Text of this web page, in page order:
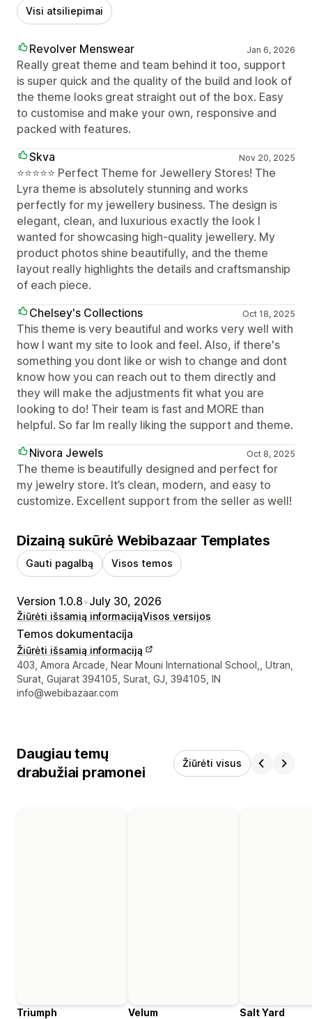
Visi atsiliepimai
Revolver Menswear Jan 6, 2026
Really great theme and team behind it too, support
is super quick and the quality of the build and look of
the theme looks great straight out of the box. Easy
to customise and make your own, responsive and
packed with features.
Skva
Nov 20, 2025
⭐️⭐️⭐️⭐️⭐️ Perfect Theme for Jewellery Stores! The
Lyra theme is absolutely stunning and works
perfectly for my jewellery business. The design is
elegant, clean, and luxurious exactly the look I
wanted for showcasing high-quality jewellery. My
product photos shine beautifully, and the theme
layout really highlights the details and craftsmanship
of each piece.
Chelsey's Collections
Oct 18, 2025
This theme is very beautiful and works very well with
how I want my site to look and feel. Also, if there's
something you dont like or wish to change and dont
know how you can reach out to them directly and
they will make the adjustments fit what you are
looking to do! Their team is fast and MORE than
helpful. So far Im really liking the support and theme.
Nivora Jewels
Oct 8, 2025
The theme is beautifully designed and perfect for
my jewelry store. It’s clean, modern, and easy to
customize. Excellent support from the seller as well!
Dizainą sukūrė Webibazaar Templates
Gauti pagalbą Visos temos
Version 1.0.8•July 30, 2026
Žiūrėti išsamią informacijąVisos versijos
Temos dokumentacija
Žiūrėti išsamią informaciją
Kūrėjo kontaktiniai duomenys
403, Amora Arcade, Near Mouni International School,, Utran,
Surat, Gujarat 394105, Surat, GJ, 394105, IN
info@webibazaar.com
Daugiau temų
drabužiai pramonei
Žiūrėti visus
Triumph
Velum
Salt Yard